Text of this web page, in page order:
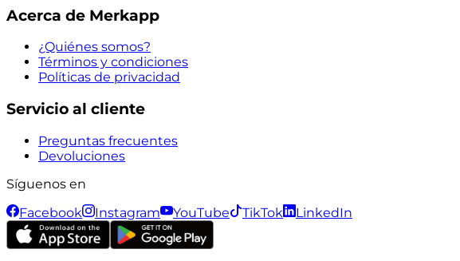
Acerca de Merkapp
¿Quiénes somos?
Términos y condiciones
Políticas de privacidad
Servicio al cliente
Preguntas frecuentes
Devoluciones
Síguenos en
Facebook
Instagram YouTube TikTok LinkedIn